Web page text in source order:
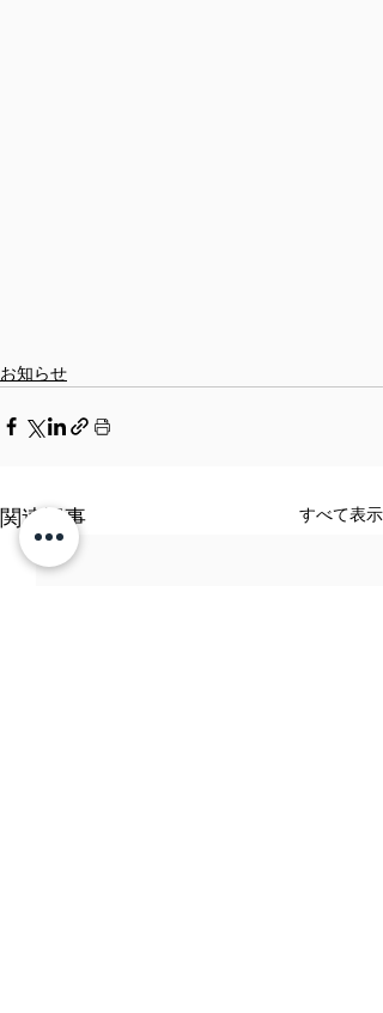
お知らせ
関連記事 すべて表示